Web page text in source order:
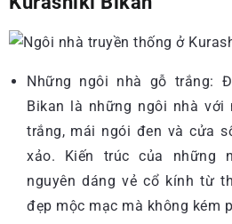
Những ngôi nhà gỗ trắng:
Bikan là những ngôi nhà
trắng, mái ngói đen và cửa
xảo. Kiến trúc của những
nguyên dáng vẻ cổ kính từ
đẹp mộc mạc mà không kém